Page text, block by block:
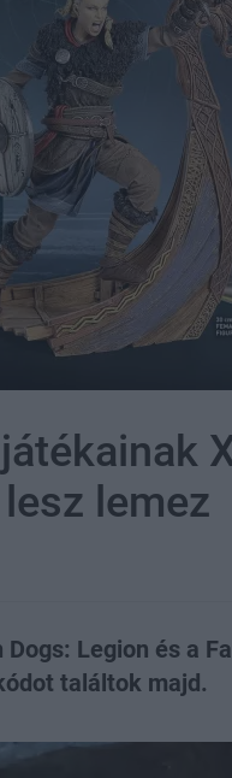
lemez
Legion és a
találtok majd.